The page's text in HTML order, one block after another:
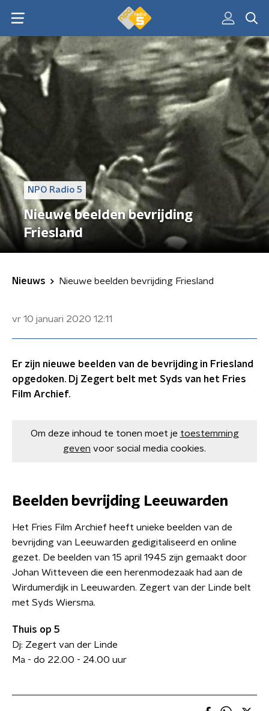
NPO Radio 5
Nieuwe beelden bevrijding
Friesland
Nieuws Nieuwe beelden bevrijding Friesland
vr 10 januari 2020 12:11
Er zijn nieuwe beelden van de bevrijding in Friesland
opgedoken. Dj Zegert belt met Syds van het Fries
Film Archief.
Om deze inhoud te tonen moet je toestemming
geven voor social media cookies.
Beelden bevrijding Leeuwarden
Het Fries Film Archief heeft unieke beelden van de
bevrijding van Leeuwarden gedigitaliseerd en online
gezet. De beelden van 15 april 1945 zijn gemaakt door
Johan Witteveen die een herenmodezaak had aan de
Wirdumerdijk in Leeuwarden. Zegert van der Linde belt
met Syds Wiersma.
Thuis op 5
Dj: Zegert van der Linde
Ma - do 22.00 - 24.00 uur